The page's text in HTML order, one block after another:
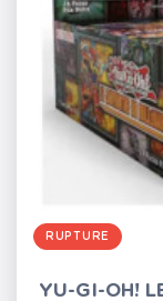
RUPTURE
YU-GI-OH!